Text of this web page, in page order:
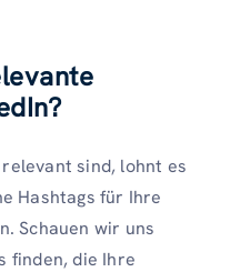
sind, lohnt es
Hashtags für Ihre
Schauen wir uns
finden, die Ihre